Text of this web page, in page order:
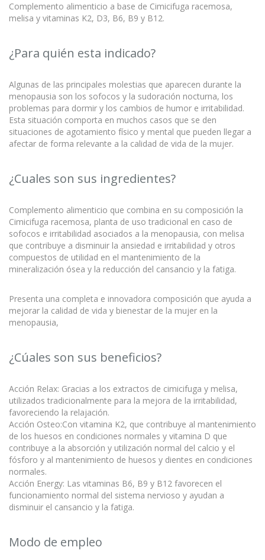
Complemento alimenticio a base de Cimicifuga racemosa,
melisa y vitaminas K2, D3, B6, B9 y B12.
¿Para quién esta indicado?
Algunas de las principales molestias que aparecen durante la
menopausia son los sofocos y la sudoración nocturna, los
problemas para dormir y los cambios de humor e irritabilidad.
Esta situación comporta en muchos casos que se den
situaciones de agotamiento físico y mental que pueden llegar a
afectar de forma relevante a la calidad de vida de la mujer.
¿Cuales son sus ingredientes?
Complemento alimenticio que combina en su composición la
Cimicifuga racemosa, planta de uso tradicional en caso de
sofocos e irritabilidad asociados a la menopausia, con melisa
que contribuye a disminuir la ansiedad e irritabilidad y otros
compuestos de utilidad en el mantenimiento de la
mineralización ósea y la reducción del cansancio y la fatiga.
Presenta una completa e innovadora composición que ayuda a
mejorar la calidad de vida y bienestar de la mujer en la
menopausia,
¿Cúales son sus beneficios?
Acción Relax: Gracias a los extractos de cimicifuga y melisa,
utilizados tradicionalmente para la mejora de la irritabilidad,
favoreciendo la relajación.
Acción Osteo:Con vitamina K2, que contribuye al mantenimiento
de los huesos en condiciones normales y vitamina D que
contribuye a la absorción y utilización normal del calcio y el
fósforo y al mantenimiento de huesos y dientes en condiciones
normales.
Acción Energy: Las vitaminas B6, B9 y B12 favorecen el
funcionamiento normal del sistema nervioso y ayudan a
disminuir el cansancio y la fatiga.
Modo de empleo